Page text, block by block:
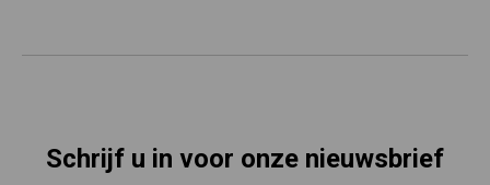
Schrijf u in voor onze nieuwsbrief